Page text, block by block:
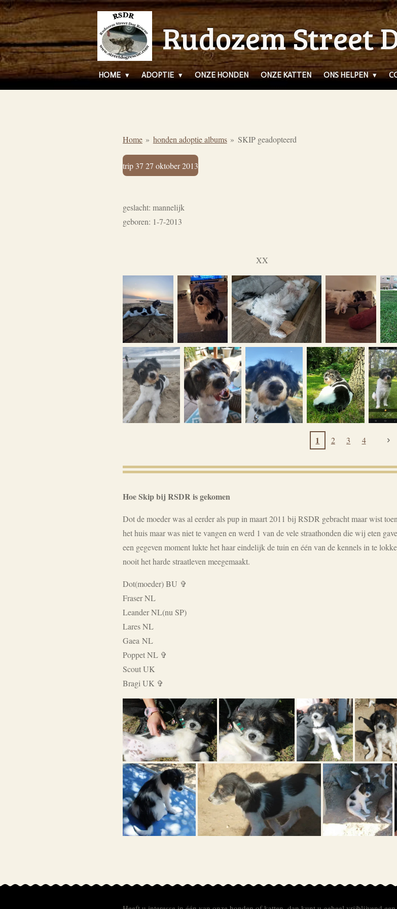
Ga
direct
naar
de
hoofdinhoud
Rudozem Street
HOME ADOPTIE ONZE HONDEN ONZE KATTEN ONS HELPEN
Home » honden adoptie albums » SKIP geadopteerd
trip 37 27 oktober 2013
geslacht: mannelijk
geboren: 1-7-2013
XX
1 2 3 4
Hoe Skip bij RSDR is gekomen
Dot de moeder was al eerder als pup in maart 2011 bij RSDR gebracht maar wist
het huis maar was niet te vangen en werd 1 van de vele straathonden die wij eten
een gegeven moment lukte het haar eindelijk de tuin en één van de kennels in te
nooit het harde straatleven meegemaakt.
Dot(moeder) BU ✞
Fraser NL
Leander NL(nu SP)
Lares NL
Gaea NL
Poppet NL ✞
Scout UK
Bragi UK ✞